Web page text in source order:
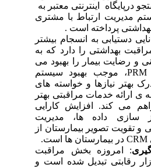
درپایگاه اینترنتی معتبر به
مدیریت ارتباط با مشتری
پرداخته است .
دستیابی به انسجام بیشتر
بهداشتی را دارد که به
و رضایت بیمار را بهبود می
بخشد. هم چنین PRM، موجب بهبود سیستم
بهتر نیازها و خواسته های
ارائه خدمات مراقبتی بهتر
می کند. افزایش کارایی
سازی داده ها، مدیریت
تقویت تصویر بیمارستان از
: امروزه بخش مراقبت
رقابتی تبدیل شده است و